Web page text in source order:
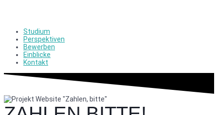
Studium
Perspektiven
Bewerben
Einblicke
Kontakt